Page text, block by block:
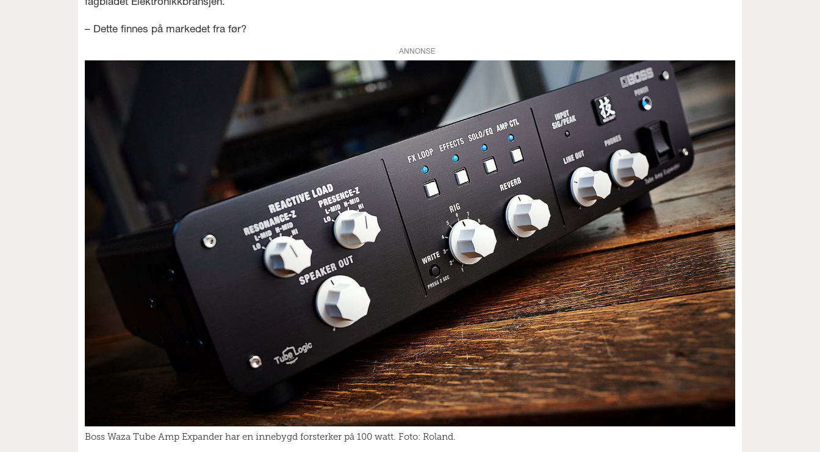
fagbladet Elektronikkbransjen.
– Dette finnes på markedet fra før?
ANNONSE
Boss Waza Tube Amp Expander har en innebygd forsterker på 100 watt. Foto: Roland.